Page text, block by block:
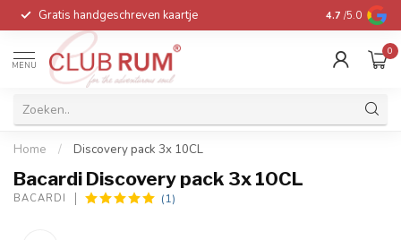
Gratis handgeschreven kaartje Voor 16:00
4.7 /5.0
MENU
0
Home / Discovery pack 3x 10CL
Bacardi Discovery pack 3x 10CL
BACARDI (1)